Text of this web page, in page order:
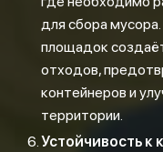
для сбора
площадок
отходов,
контейнеров и
территории.
Устойчивость к